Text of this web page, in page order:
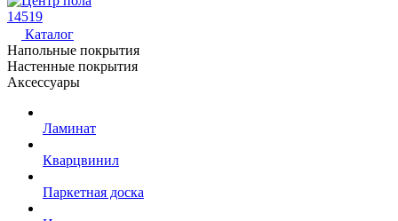
14519
Каталог
Напольные покрытия
Настенные покрытия
Аксессуары
Ламинат
Кварцвинил
Паркетная доска